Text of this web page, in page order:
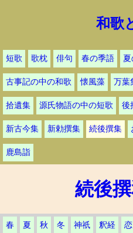
和歌
短歌 歌枕 俳句 春の季語
古事記の中の和歌 懐風藻 万葉
拾遺集 源氏物語の中の短歌 後
新古今集 新勅撰集 続後撰集
鹿島詣
続後
春 夏 秋 冬 神祇 釈経 恋